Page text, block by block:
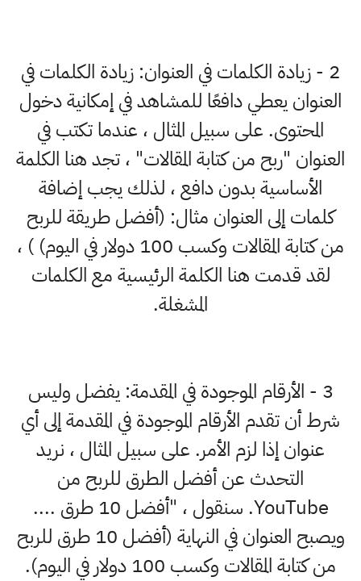
2 - زيادة الكلمات في العنوان: زيادة الكلمات في
العنوان يعطي دافعًا للمشاهد في إمكانية دخول
المحتوى. على سبيل المثال ، عندما تكتب في
العنوان "ربح من كتابة المقالات" ، تجد هنا الكلمة
الأساسية بدون دافع ، لذلك يجب إضافة
كلمات إلى العنوان مثال: (أفضل طريقة للربح
من كتابة المقالات وكسب 100 دولار في اليوم) ) ،
لقد قدمت هنا الكلمة الرئيسية مع الكلمات
المشغلة.
3 - الأرقام الموجودة في المقدمة: يفضل وليس
شرط أن تقدم الأرقام الموجودة في المقدمة إلى أي
عنوان إذا لزم الأمر. على سبيل المثال ، نريد
التحدث عن أفضل الطرق للربح من
YouTube. سنقول ، "أفضل 10 طرق ....
ويصبح العنوان في النهاية (أفضل 10 طرق للربح
من كتابة المقالات وكسب 100 دولار في اليوم).